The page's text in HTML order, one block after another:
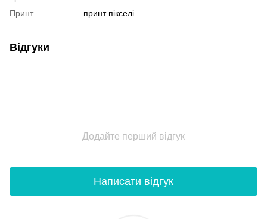
Принт
принт пікселі
Відгуки
Додайте перший відгук
Написати відгук